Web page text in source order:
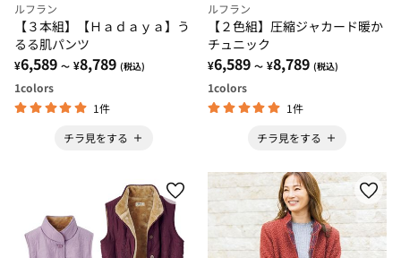
ルフラン
【３本組】【Ｈａｄａｙａ】う
るる肌パンツ
¥6,589 ～ ¥8,789 (税込)
1colors
1件
チラ見をする
ルフラン
【２色組】圧縮ジャカード暖か
チュニック
¥6,589 ～ ¥8,789 (税込)
1colors
1件
チラ見をする